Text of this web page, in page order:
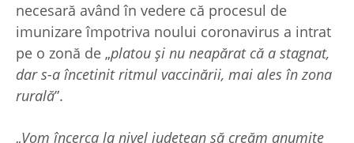
necesară având în vedere că procesul de
imunizare împotriva noului coronavirus a intrat
pe o zonă de „platou și nu neapărat că a stagnat,
dar s-a încetinit ritmul vaccinării, mai ales în zona
rurală”.
„Vom încerca la nivel județean să creăm anumite